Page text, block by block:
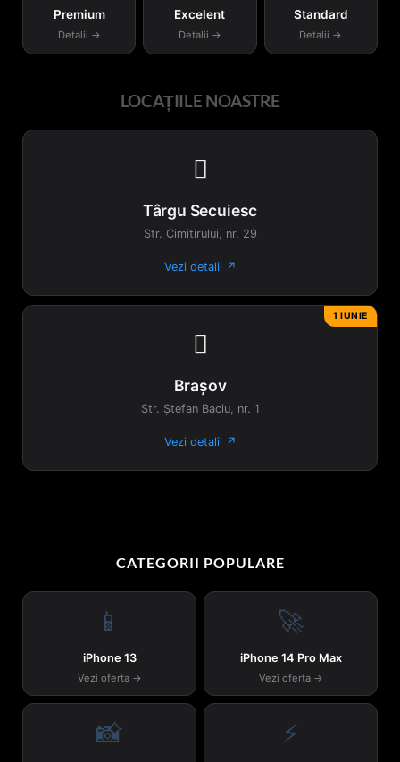
Premium
Detalii →
Excelent
Detalii →
Standard
Detalii →
LOCAȚIILE NOASTRE

Târgu Secuiesc
Str. Cimitirului, nr. 29
Vezi detalii ↗
1 IUNIE

Brașov
Str. Ștefan Baciu, nr. 1
Vezi detalii ↗
CATEGORII POPULARE
📱
iPhone 13
Vezi oferta →
🚀
iPhone 14 Pro Max
Vezi oferta →
📸 ⚡